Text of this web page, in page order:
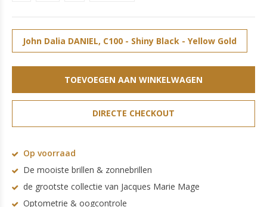
John Dalia DANIEL, C100 - Shiny Black - Yellow Gold
TOEVOEGEN AAN WINKELWAGEN
DIRECTE CHECKOUT
Op voorraad
De mooiste brillen & zonnebrillen
de grootste collectie van Jacques Marie Mage
Optometrie & oogcontrole